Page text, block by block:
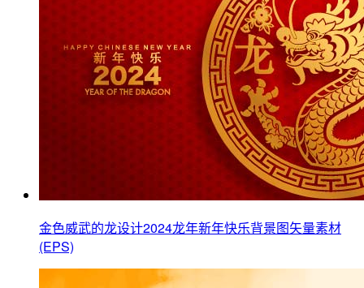
金色威武的龙设计2024龙年新年快乐背景图矢量素材
(EPS)